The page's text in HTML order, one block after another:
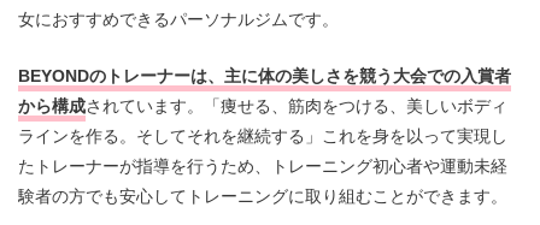
女におすすめできるパーソナルジムです。
BEYONDのトレーナーは、主に体の美しさを競う大会での入賞者
から構成されています。「痩せる、筋肉をつける、美しいボディ
ラインを作る。そしてそれを継続する」これを身を以って実現し
たトレーナーが指導を行うため、トレーニング初心者や運動未経
験者の方でも安心してトレーニングに取り組むことができます。